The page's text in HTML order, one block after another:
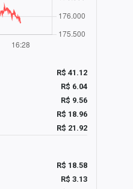
R$ 41.12
R$ 6.04
R$ 9.56
R$ 18.96
R$ 21.92
R$ 18.58
R$ 3.13